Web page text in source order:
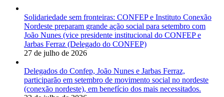
Solidariedade sem fronteiras: CONFEP e Instituto Conexão
Nordeste preparam grande ação social para setembro com
João Nunes (vice presidente institucional do CONFEP e
Jarbas Ferraz (Delegado do CONFEP)
27 de julho de 2026
Delegados do Confep, João Nunes e Jarbas Ferraz,
participarão em setembro de movimento social no nordeste
(conexão nordeste), em benefício dos mais necessitados.